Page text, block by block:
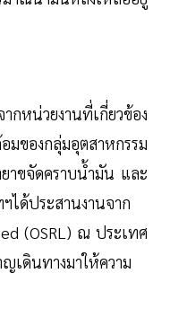
หน่วยงานที่เกี่ยวข้อง
ของกลุ่มอุตสาหกรรม
าขจัดคราบน้ำมัน และ
ด้ประสานงานจาก
(OSRL) ณ ประเทศ
เดินทางมาให้ความ